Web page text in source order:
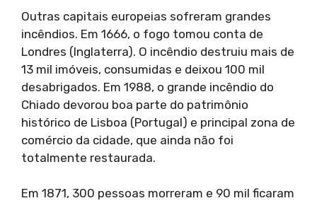
Outras capitais europeias sofreram grandes
incêndios. Em 1666, o fogo tomou conta de
Londres (Inglaterra). O incêndio destruiu mais de
13 mil imóveis, consumidas e deixou 100 mil
desabrigados. Em 1988, o grande incêndio do
Chiado devorou boa parte do patrimônio
histórico de Lisboa (Portugal) e principal zona de
comércio da cidade, que ainda não foi
totalmente restaurada.
Em 1871, 300 pessoas morreram e 90 mil ficaram